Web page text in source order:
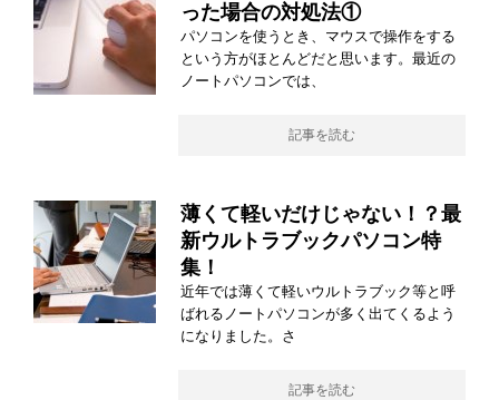
った場合の対処法①
パソコンを使うとき、マウスで操作をする
という方がほとんどだと思います。最近の
ノートパソコンでは、
記事を読む
薄くて軽いだけじゃない！？最
新ウルトラブックパソコン特
集！
近年では薄くて軽いウルトラブック等と呼
ばれるノートパソコンが多く出てくるよう
になりました。さ
記事を読む